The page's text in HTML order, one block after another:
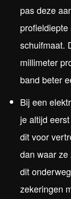
pas deze
schuifmaat.
millimeter
band beter
Bij een
je altijd
dit voor
dan waar
dit
zekeringen